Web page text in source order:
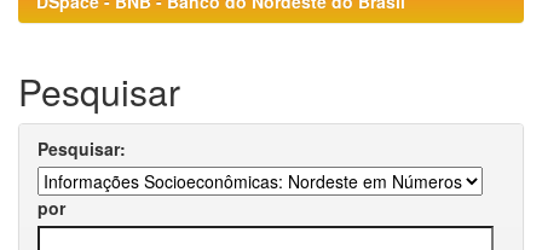
Pesquisar
Pesquisar:
por